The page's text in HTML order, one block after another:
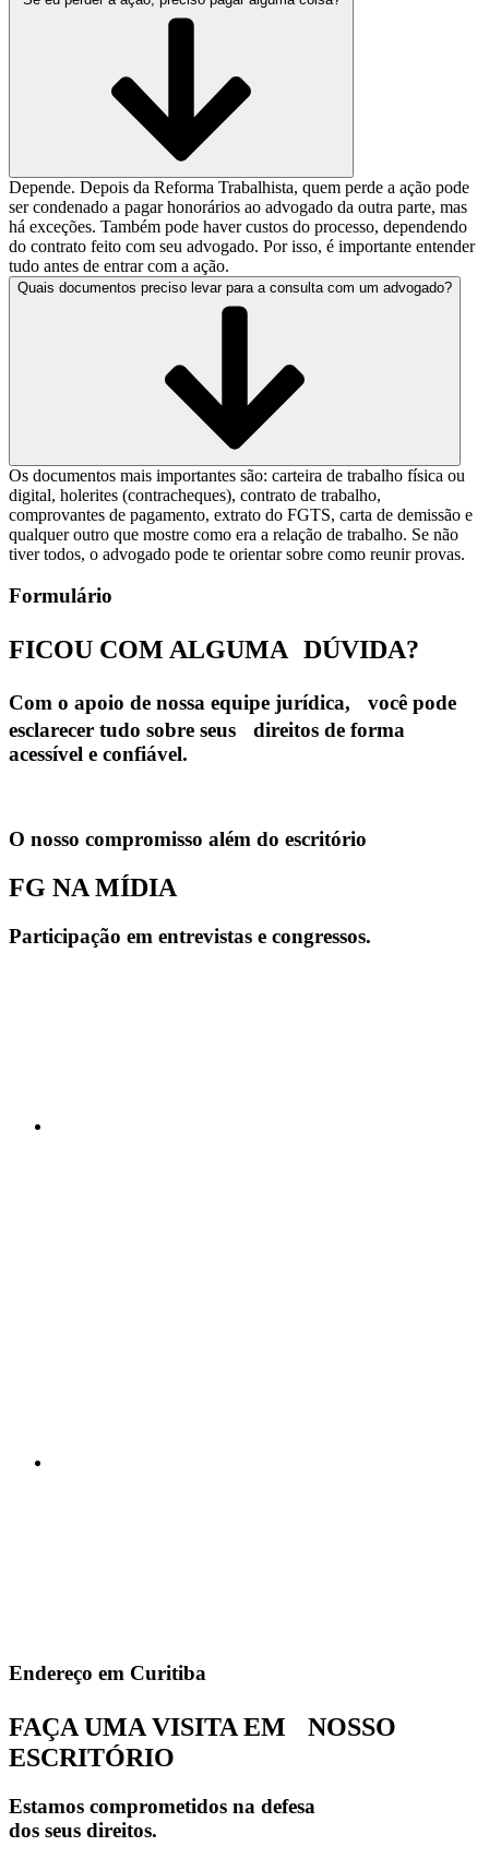
Depende. Depois da Reforma Trabalhista, quem perde a ação pode
ser condenado a pagar honorários ao advogado da outra parte, mas
há exceções. Também pode haver custos do processo, dependendo
do contrato feito com seu advogado. Por isso, é importante entender
tudo antes de entrar com a ação.
Quais documentos preciso levar para a consulta com um advogado?
Os documentos mais importantes são: carteira de trabalho física ou
digital, holerites (contracheques), contrato de trabalho,
comprovantes de pagamento, extrato do FGTS, carta de demissão e
qualquer outro que mostre como era a relação de trabalho. Se não
tiver todos, o advogado pode te orientar sobre como reunir provas.
Formulário
FICOU COM ALGUMA DÚVIDA?
Com o apoio de nossa equipe jurídica, você pode
esclarecer tudo sobre seus direitos de forma
acessível e confiável.
O nosso compromisso além do escritório
FG NA MÍDIA
Participação em entrevistas e congressos.
Endereço em Curitiba
FAÇA UMA VISITA EM NOSSO
ESCRITÓRIO
Estamos comprometidos na defesa
dos seus direitos.